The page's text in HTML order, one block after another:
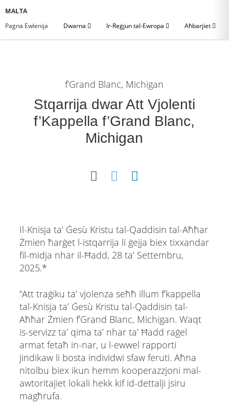
MALTA
Paġna Ewlenija
Dwarna Ir-Reġjun tal-Ewropa Aħbarjiet
f’Grand Blanc, Michigan
Stqarrija dwar Att Vjolenti
f’Kappella f’Grand Blanc,
Michigan
Il-Knisja ta’ Ġesù Kristu tal-Qaddisin tal-Aħħar
Żmien ħarġet l-istqarrija li ġejja biex tixxandar
fil-midja nhar il-Ħadd, 28 ta’ Settembru,
2025.*
“Att traġiku ta’ vjolenza seħħ illum f’kappella
tal-Knisja ta’ Ġesù Kristu tal-Qaddisin tal-
Aħħar Żmien f’Grand Blanc, Michigan. Waqt
is-servizz ta’ qima ta’ nhar ta’ Ħadd raġel
armat fetaħ in-nar, u l-ewwel rapporti
jindikaw li bosta individwi sfaw feruti. Aħna
nitolbu biex ikun hemm kooperazzjoni mal-
awtoritajiet lokali hekk kif id-dettalji jsiru
magħrufa.